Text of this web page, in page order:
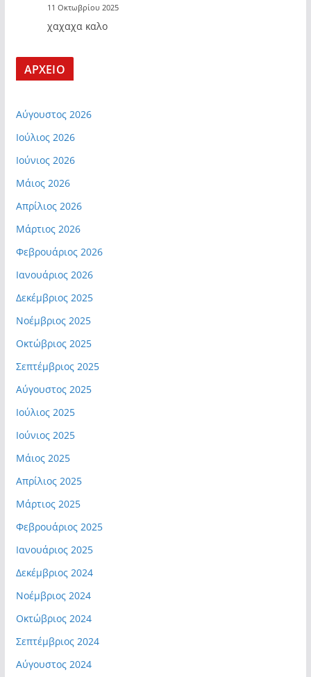
11 Οκτωβρίου 2025
χαχαχα καλο
ΑΡΧΕΙΟ
Αύγουστος 2026
Ιούλιος 2026
Ιούνιος 2026
Μάιος 2026
Απρίλιος 2026
Μάρτιος 2026
Φεβρουάριος 2026
Ιανουάριος 2026
Δεκέμβριος 2025
Νοέμβριος 2025
Οκτώβριος 2025
Σεπτέμβριος 2025
Αύγουστος 2025
Ιούλιος 2025
Ιούνιος 2025
Μάιος 2025
Απρίλιος 2025
Μάρτιος 2025
Φεβρουάριος 2025
Ιανουάριος 2025
Δεκέμβριος 2024
Νοέμβριος 2024
Οκτώβριος 2024
Σεπτέμβριος 2024
Αύγουστος 2024